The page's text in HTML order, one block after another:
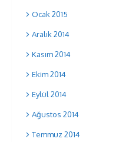
Ocak 2015
Aralık 2014
Kasım 2014
Ekim 2014
Eylül 2014
Ağustos 2014
Temmuz 2014